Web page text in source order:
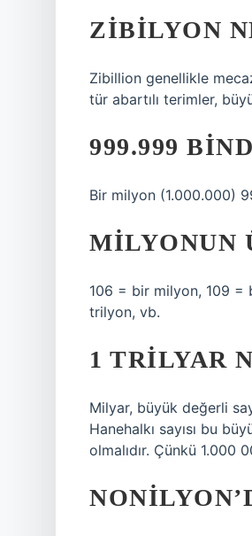
ZIBILYON
Zibillion genellikle
tür abartılı terimler,
999.999
Bir milyon (1.000.000)
MILYONUN
106 = bir milyon, 109 =
trilyon, vb.
1 TRILYAR
Milyar, büyük değerli
Hanehalkı sayısı bu
olmalıdır. Çünkü 1.000